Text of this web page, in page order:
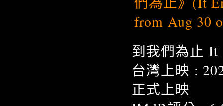
到我們為止 It
台灣上映 :
正式上映